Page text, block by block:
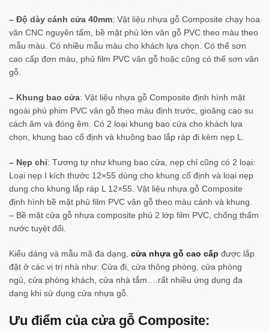
– Độ dày cánh cửa 40mm: Vật liệu nhựa gỗ Composite chạy hoa
văn CNC nguyên tấm, bề mặt phủ lớn vân gỗ PVC theo màu theo
mẫu màu. Có nhiều mẫu màu cho khách lựa chọn. Có thể sơn
cao cấp đơn màu, phủ film PVC vân gỗ hoặc cũng có thể sơn vân
gỗ.
– Khung bao cửa: Vật liệu nhựa gỗ Composite định hình mặt
ngoài phủ phim PVC vân gỗ theo màu định trước, gioăng cao su
cách âm và đóng êm. Có 2 loại khung bao cửa cho khách lựa
chọn, khung bao cố định và khuông bao lắp ráp đi kèm nẹp L.
– Nẹp chỉ: Tương tự như khung bao cửa, nẹp chỉ cũng có 2 loại:
Loại nẹp I kích thước 12×55 dùng cho khung cố định và loại nẹp
dung cho khung lắp ráp L 12×55. Vật liệu nhựa gỗ Composite
định hình bề mặt phủ film PVC vân gỗ theo màu cánh và khung.
– Bề mặt cửa gỗ nhựa composite phủ 2 lớp film PVC, chống thấm
nước tuyệt đối.
Kiểu dáng và mẫu mã đa dạng, cửa nhựa gỗ cao cấp được lắp
đặt ở các vị trị nhà như: Cửa đi, cửa thông phòng, cửa phòng
ngủ, cửa phòng khách, cửa nhà tắm….rất nhiều ứng dụng đa
dạng khi sử dụng cửa nhựa gỗ.
Ưu điểm của cửa gỗ Composite: